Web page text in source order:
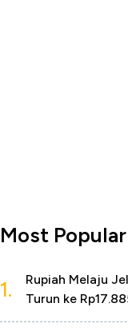
Most Popular
1.
Rupiah Melaju
Turun ke